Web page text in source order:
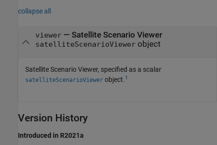
collapse all
viewer— Satellite Scenario Viewer
satelliteScenarioViewerobject
Satellite Scenario Viewer, specified as a scalar
satelliteScenarioViewer object.1
Version History
Introduced in R2021a